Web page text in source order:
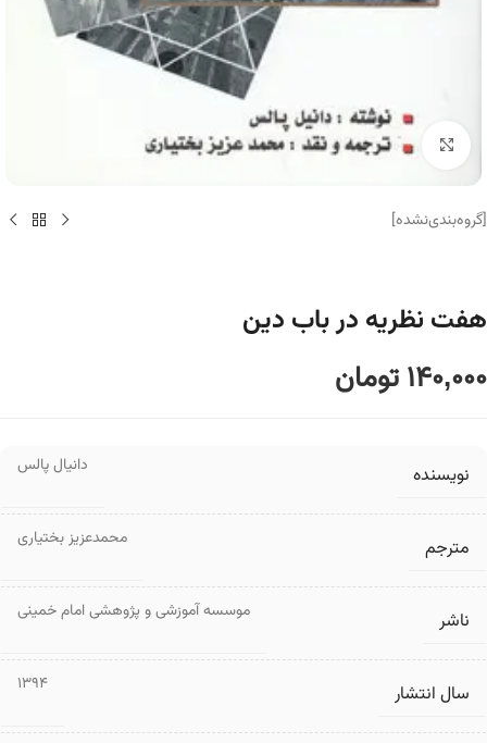
برای بزرگنمایی کلیک کنید
[گروه‌بندی‌نشده]
هفت نظریه در باب دین
140,000تومان
نویسنده دانیال پالس
مترجم محمدعزیز بختیاری
ناشر موسسه آموزشی و پژوهشی امام خمینی
سال انتشار 1394